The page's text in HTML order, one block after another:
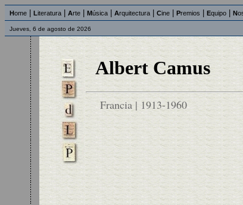
Home Literatura Arte Música Arquitectura Cine Premios Equipo N
Jueves, 6 de agosto de 2026
Albert Camus
Francia | 1913-1960